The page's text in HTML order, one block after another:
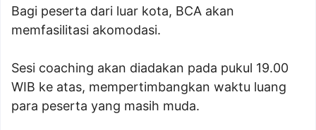
Bagi peserta dari luar kota, BCA akan
memfasilitasi akomodasi.
Sesi coaching akan diadakan pada pukul 19.00
WIB ke atas, mempertimbangkan waktu luang
para peserta yang masih muda.